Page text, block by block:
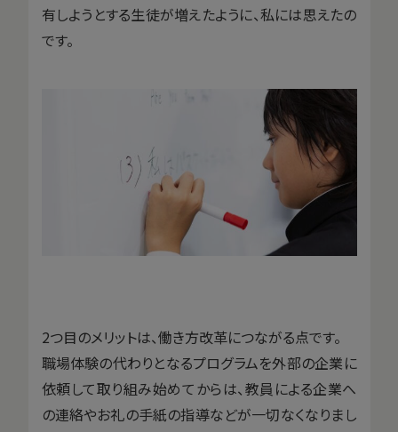
有しようとする生徒が増えたように、私には思えたの
です。
2つ目のメリットは、働き方改革につながる点です。
職場体験の代わりとなるプログラムを外部の企業に
依頼して取り組み始めてからは、教員による企業へ
の連絡やお礼の手紙の指導などが一切なくなりまし